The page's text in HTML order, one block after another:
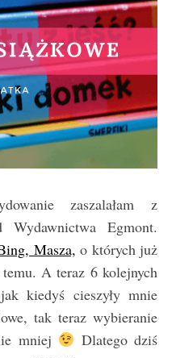
zaszalałam z
Wydawnictwa Egmont.
Masza, o których już
A teraz 6 kolejnych
kiedyś cieszyły mnie
tak teraz wybieranie
mniej
Dlatego dziś